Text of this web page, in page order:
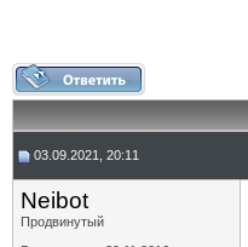
03.09.2021, 20:11
Neibot
Продвинутый